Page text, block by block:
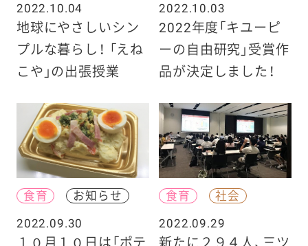
2022.10.04
地球にやさしいシン
プルな暮らし！ 「えね
こや」の出張授業
2022.10.03
2022年度「キユーピ
ーの自由研究」受賞作
品が決定しました！
食育
お知らせ
2022.09.30
食育
社会
2022.09.29